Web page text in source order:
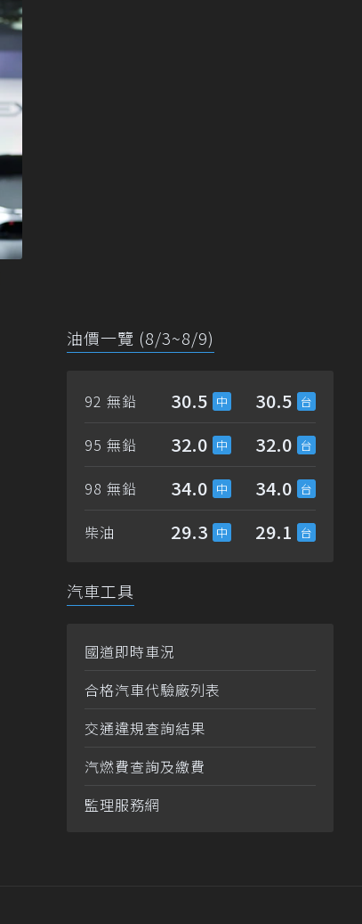
油價一覽 (8/3~8/9)
92 無鉛 30.5 30.5
95 無鉛 32.0 32.0
98 無鉛 34.0 34.0
柴油 29.3 29.1
汽車工具
國道即時車況
合格汽車代驗廠列表
交通違規查詢結果
汽燃費查詢及繳費
監理服務網